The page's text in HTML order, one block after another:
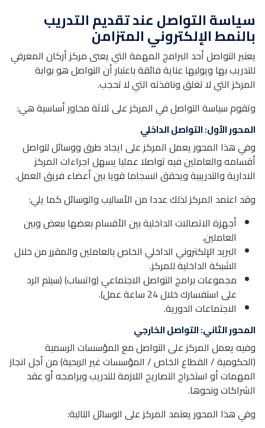
سياسة التواصل عند تقديم التدريب
بالنمط الإلكتروني المتزامن
يعتبر التواصل أحد البرامج المهمة التي يعنى مركز أركان المعرفي
للتدريب بها ويوليها عناية فائقة باعتبار أن التواصل هو بوابة
المركز التي لا تغلق ونافذته التي لا تحجب.
وتقوم سياسة التواصل في المركز على ثلاثة محاور أساسية هي:
المحور الأول: التواصل الداخلي
وفي هذا المحور يعمل المركز على ايجاد طرق ووسائل لتواصل
أقسامه والعاملين فيه تواصلا عمليا يسهل اجراءات المركز
الادارية والتدريبية ويحقق انسجاما قويا بين أعضاء فريق العمل.
وقد اعتمد المركز لذلك عددا من الأساليب والوسائل كما يلي:
أجهزة الاتصالات الداخلية بين الأقسام بعضها ببعض وبين
العاملين.
البريد الإلكتروني الداخلي الخاص بالعاملين والمقرر من خلال
الشبكة الداخلية للمركز.
مجموعات برامج التواصل الاجتماعي (واتساب) (سيتم الرد
على استفسارك خلال 24 ساعة عمل).
الاجتماعات الدورية.
المحور الثاني: التواصل الخارجي
وفيه يعمل المركز على التواصل مع المؤسسات الرسمية
(الحكومية / القطاع الخاص / المؤسسات غير الربحية) من أجل انجاز
المهمات أو استخراج التصاريح اللازمة للتدريب وبرامجه أو عقد
الشراكات ونحوها.
وفي هذا المحور يعتمد المركز على الوسائل التالية: